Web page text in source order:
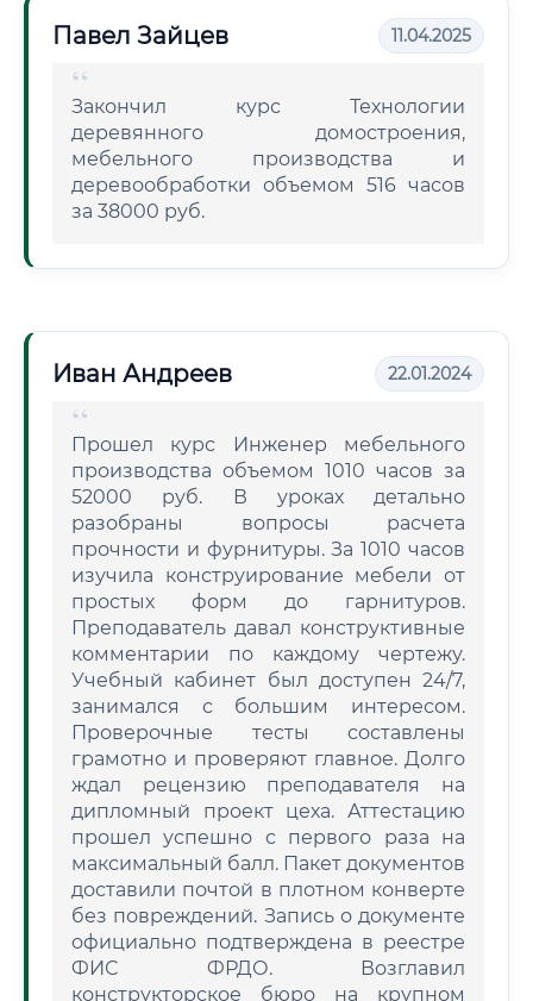
Павел Зайцев 11.04.2025
Закончил курс Технологии
деревянного домостроения,
мебельного производства и
деревообработки объемом 516 часов
за 38000 руб.
Иван Андреев 22.01.2024
Прошел курс Инженер мебельного
производства объемом 1010 часов за
52000 руб. В уроках детально
разобраны вопросы расчета
прочности и фурнитуры. За 1010 часов
изучила конструирование мебели от
простых форм до гарнитуров.
Преподаватель давал конструктивные
комментарии по каждому чертежу.
Учебный кабинет был доступен 24/7,
занимался с большим интересом.
Проверочные тесты составлены
грамотно и проверяют главное. Долго
ждал рецензию преподавателя на
дипломный проект цеха. Аттестацию
прошел успешно с первого раза на
максимальный балл. Пакет документов
доставили почтой в плотном конверте
без повреждений. Запись о документе
официально подтверждена в реестре
ФИС ФРДО. Возглавил
конструкторское бюро на крупном